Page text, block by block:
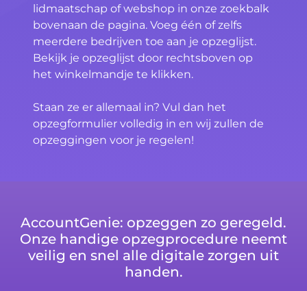
lidmaatschap of webshop in onze zoekbalk
bovenaan de pagina. Voeg één of zelfs
meerdere bedrijven toe aan je opzeglijst.
Bekijk je opzeglijst door rechtsboven op
het winkelmandje te klikken.
Staan ze er allemaal in? Vul dan het
opzegformulier volledig in en wij zullen de
opzeggingen voor je regelen!
AccountGenie: opzeggen zo geregeld.
Onze handige opzegprocedure neemt
veilig en snel alle digitale zorgen uit
handen.